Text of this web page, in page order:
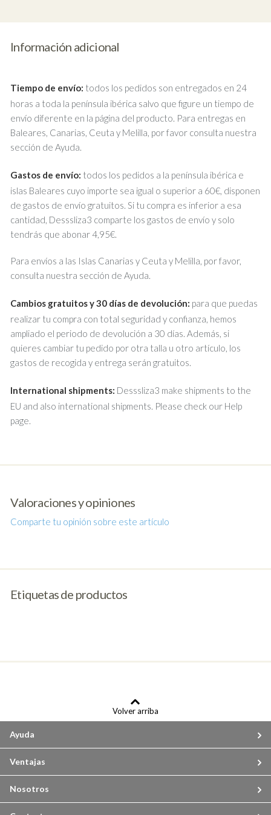
Información adicional
Tiempo de envío: todos los pedidos son entregados en 24
horas a toda la península ibérica salvo que figure un tiempo de
envío diferente en la página del producto. Para entregas en
Baleares, Canarias, Ceuta y Melilla, por favor consulta nuestra
sección de Ayuda.
Gastos de envío: todos los pedidos a la península ibérica e
islas Baleares cuyo importe sea igual o superior a 60€, disponen
de gastos de envío gratuitos. Si tu compra es inferior a esa
cantidad, Desssliza3 comparte los gastos de envío y solo
tendrás que abonar 4,95€.
Para envíos a las Islas Canarias y Ceuta y Melilla, por favor,
consulta nuestra sección de Ayuda.
Cambios gratuitos y 30 días de devolución: para que puedas
realizar tu compra con total seguridad y confianza, hemos
ampliado el periodo de devolución a 30 días. Además, si
quieres cambiar tu pedido por otra talla u otro artículo, los
gastos de recogida y entrega serán gratuitos.
International shipments: Desssliza3 make shipments to the
EU and also international shipments. Please check our Help
page.
Valoraciones y opiniones
Comparte tu opinión sobre este artículo
Etiquetas de productos
Volver arriba
Ayuda
Ventajas
Nosotros